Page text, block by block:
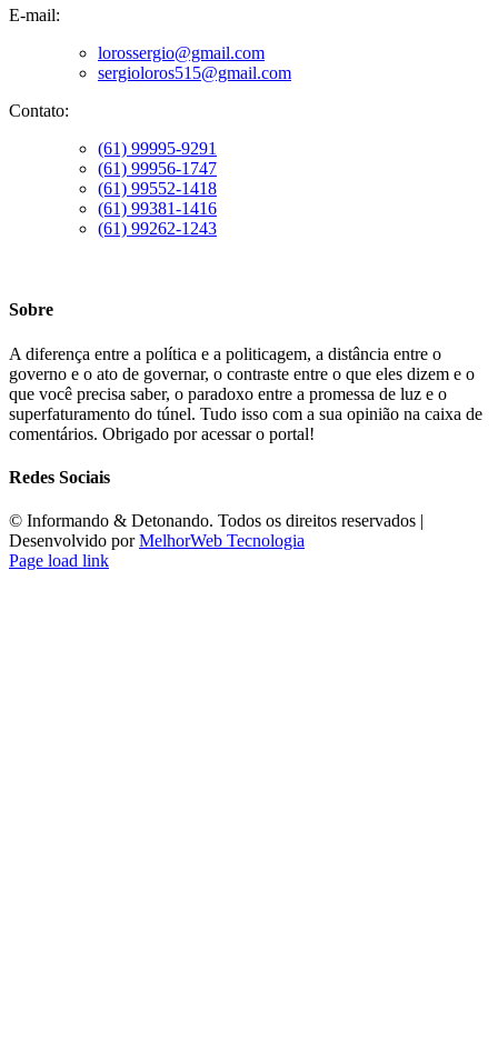
E-mail:
lorossergio@gmail.com
sergioloros515@gmail.com
Contato:
(61) 99995-9291
(61) 99956-1747
(61) 99552-1418
(61) 99381-1416
(61) 99262-1243
Sobre
A diferença entre a política e a politicagem, a distância entre o
governo e o ato de governar, o contraste entre o que eles dizem e o
que você precisa saber, o paradoxo entre a promessa de luz e o
superfaturamento do túnel. Tudo isso com a sua opinião na caixa de
comentários. Obrigado por acessar o portal!
Redes Sociais
©️ Informando & Detonando. Todos os direitos reservados |
Desenvolvido porMelhorWeb Tecnologia
Page load link